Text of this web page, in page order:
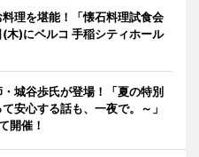
料理を堪能！「懐石料理試食会
)にベルコ 手稲シティホール
・城谷歩氏が登場！「夏の特別
安心する話も、一夜で。～」
開催！